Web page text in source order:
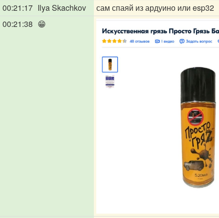
00:21:17 Ilya Skachkov
сам спаяй из ардуино или esp32
00:21:38 😁